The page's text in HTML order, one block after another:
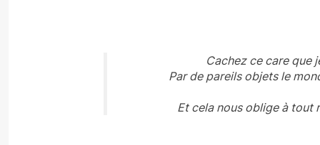
Cachez ce care que
Par de pareils objets le
Et cela nous oblige à tout